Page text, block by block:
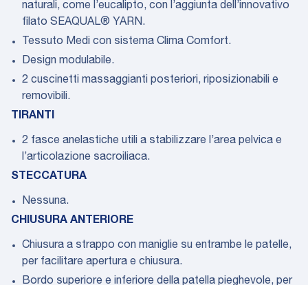
naturali, come l’eucalipto, con l’aggiunta dell’innovativo
filato SEAQUAL® YARN.
Tessuto Medi con sistema Clima Comfort.
Design modulabile.
2 cuscinetti massaggianti posteriori, riposizionabili e
removibili.
TIRANTI
2 fasce anelastiche utili a stabilizzare l’area pelvica e
l’articolazione sacroiliaca.
STECCATURA
Nessuna.
CHIUSURA ANTERIORE
Chiusura a strappo con maniglie su entrambe le patelle,
per facilitare apertura e chiusura.
Bordo superiore e inferiore della patella pieghevole, per